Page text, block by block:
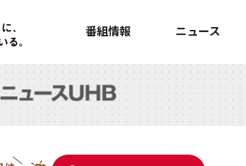
番組情報 ニュース